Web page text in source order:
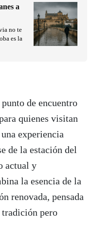
punto de encuentro
quienes visitan
experiencia
de la estación del
actual y
la esencia de la
renovada, pensada
tradición pero
a
no te
es la